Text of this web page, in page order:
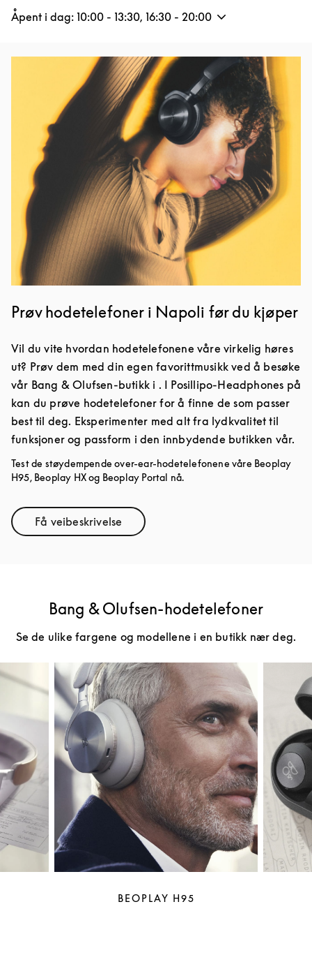
Åpent i dag: 10:00 - 13:30, 16:30 - 20:00
Bilde av arrangement
Prøv hodetelefoner i Napoli før du kjøper
Vil du vite hvordan hodetelefonene våre virkelig høres
ut? Prøv dem med din egen favorittmusikk ved å besøke
vår Bang & Olufsen-butikk i . I Posillipo-Headphones på
kan du prøve hodetelefoner for å finne de som passer
best til deg. Eksperimenter med alt fra lydkvalitet til
funksjoner og passform i den innbydende butikken vår.
Test de støydempende over-ear-hodetelefonene våre Beoplay
H95, Beoplay HX og Beoplay Portal nå.
Få veibeskrivelseLink Opens in New Tab
Bang & Olufsen-hodetelefoner
Se de ulike fargene og modellene i en butikk nær deg.
BEOPLAY H95